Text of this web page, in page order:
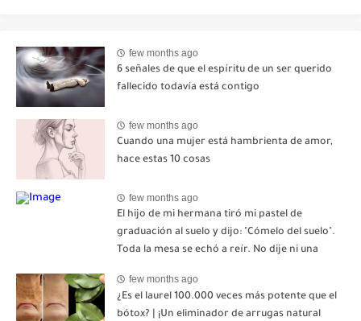
few months ago
6 señales de que el espíritu de un ser querido
fallecido todavía está contigo
few months ago
Cuando una mujer está hambrienta de amor,
hace estas 10 cosas
few months ago
El hijo de mi hermana tiró mi pastel de
graduación al suelo y dijo: "Cómelo del suelo".
Toda la mesa se echó a reír. No dije ni una
un mensaje: "Hemos decidido cortar todo
contacto. Aléjate para siempre"-nhuy
few months ago
¿Es el laurel 100.000 veces más potente que el
bótox? | ¡Un eliminador de arrugas natural